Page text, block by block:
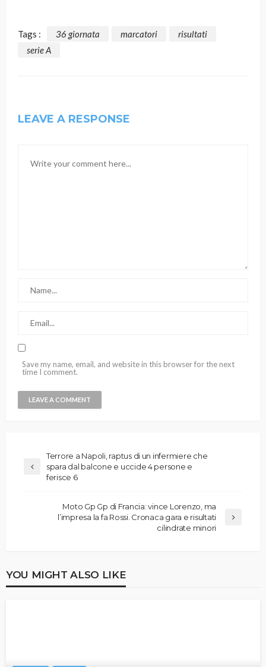
Tags : 36 giornata marcatori
risultati
serie A
LEAVE A RESPONSE
Save my name, email, and website in this browser for the next
time I comment.
Terrore a Napoli, raptus di un infermiere che
spara dal balcone e uccide 4 persone e
ferisce 6
Moto Gp Gp di Francia: vince Lorenzo, ma
l’impresa la fa Rossi. Cronaca gara e risultati
cilindrate minori
YOU MIGHT ALSO LIKE